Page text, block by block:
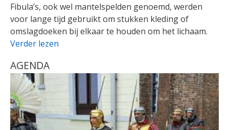
Fibula’s, ook wel mantelspelden genoemd, werden
voor lange tijd gebruikt om stukken kleding of
omslagdoeken bij elkaar te houden om het lichaam.
Verder lezen
AGENDA